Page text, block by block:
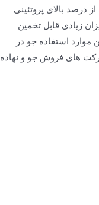
از درصد بالای پروتئینی
زیادی قابل تخمین
استفاده جو در
های فروش جو و نهاده